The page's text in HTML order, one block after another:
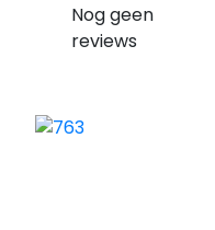
Nog geen
reviews